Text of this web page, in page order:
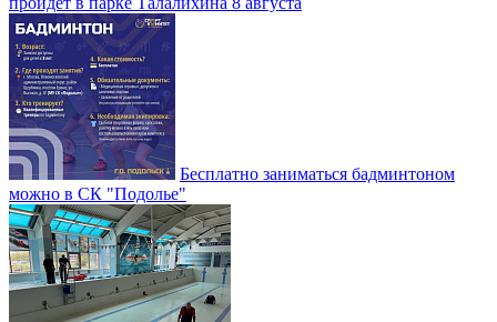
Бесплатно заниматься бадминтоном
можно в СК "Подолье"